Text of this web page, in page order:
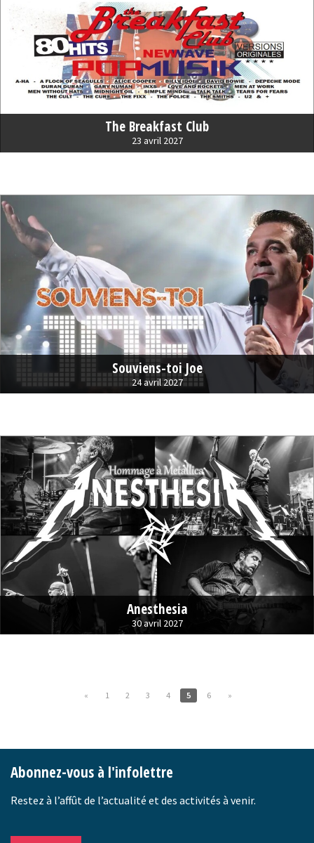
The Breakfast Club
23 avril 2027
Souviens-toi Joe
24 avril 2027
Anesthesia
30 avril 2027
« 1 2 3 4 5 6 »
Abonnez-vous à l'infolettre
Restez à l’affût de l’actualité et des activités à venir.